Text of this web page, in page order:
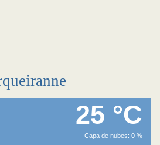
25 °C
Capa de nubes: 0 %